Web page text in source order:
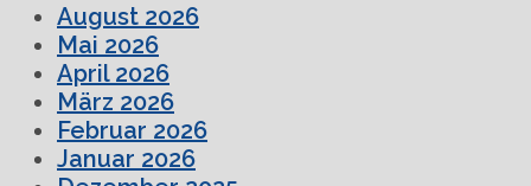
August 2026
Mai 2026
April 2026
März 2026
Februar 2026
Januar 2026